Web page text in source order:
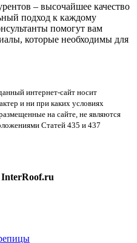
– высочайшее качество
подход к каждому
помогут вам
которые необходимы для
интернет-сайт носит
и ни при каких условиях
на сайте, не являются
Статей 435 и 437